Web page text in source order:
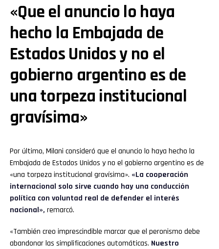
«Que el anuncio lo haya
hecho la Embajada de
Estados Unidos y no el
gobierno argentino es de
una torpeza institucional
gravísima»
Por último, Milani consideró que el anuncio lo haya hecho la
Embajada de Estados Unidos y no el gobierno argentino es de
«una torpeza institucional gravísima». «La cooperación
internacional solo sirve cuando hay una conducción
política con voluntad real de defender el interés
nacional», remarcó.
«También creo imprescindible marcar que el peronismo debe
abandonar las simplificaciones automáticas. Nuestro